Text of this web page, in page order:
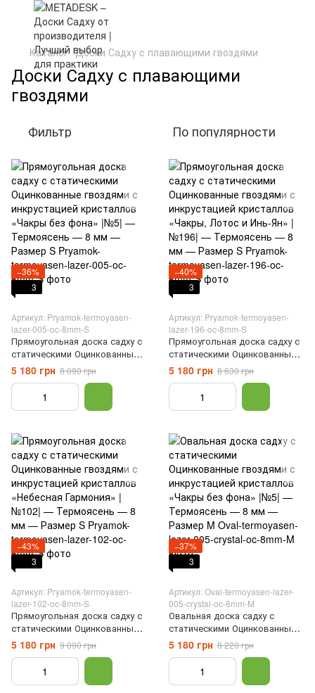
Каталог Доски Садху с плавающими гвоздями
Доски Садху с плавающими
гвоздями
Фильтр По популярности
−36%
3
Артикул: Pryamok-termoyasen-
lazer-005-oc-8mm-S
Прямоугольная доска садху с
статическими Оцинкованные
гвоздями с инкрустацией
кристаллов «Чакры без
фона» |№5| — Термоясень — 8
мм — Размер S
5 180 грн 8 090 грн
−40%
3
Артикул: Pryamok-termoyasen-
lazer-196-oc-8mm-S
Прямоугольная доска садху с
статическими Оцинкованные
гвоздями с инкрустацией
кристаллов «Чакры, Лотос и
Инь-Ян» |№196| — Термоясень
— 8 мм — Размер S
5 180 грн 8 630 грн
−43%
3
Артикул: Pryamok-termoyasen-
lazer-102-oc-8mm-S
Прямоугольная доска садху с
статическими Оцинкованные
гвоздями с инкрустацией
кристаллов «Небесная
Гармония» |№102| —
Термоясень — 8 мм — Размер
5 180 грн 9 090 грн
−37%
3
Артикул: Oval-termoyasen-lazer-
005-crystal-oc-8mm-M
Овальная доска садху с
статическими Оцинкованные
гвоздями с инкрустацией
кристаллов «Чакры без
фона» |№5| — Термоясень — 8
мм — Размер M
5 180 грн 8 220 грн